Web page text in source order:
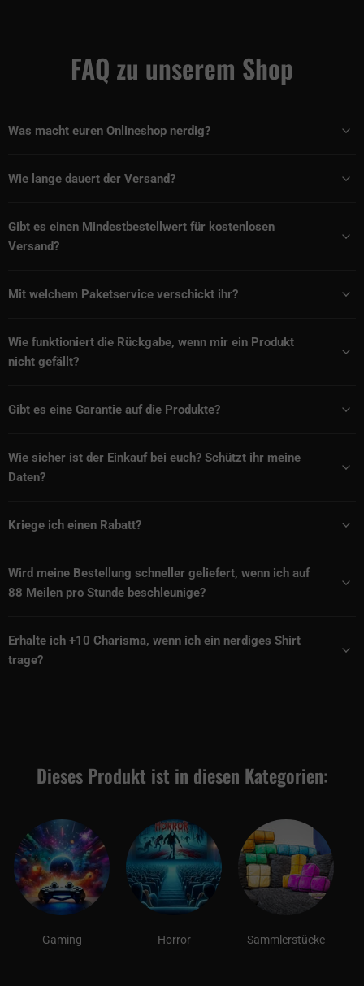
FAQ zu unserem Shop
Was macht euren Onlineshop nerdig?
Wie lange dauert der Versand?
Gibt es einen Mindestbestellwert für kostenlosen
Versand?
Mit welchem Paketservice verschickt ihr?
Wie funktioniert die Rückgabe, wenn mir ein Produkt
nicht gefällt?
Gibt es eine Garantie auf die Produkte?
Wie sicher ist der Einkauf bei euch? Schützt ihr meine
Daten?
Kriege ich einen Rabatt?
Wird meine Bestellung schneller geliefert, wenn ich auf
88 Meilen pro Stunde beschleunige?
Erhalte ich +10 Charisma, wenn ich ein nerdiges Shirt
trage?
Dieses Produkt ist in diesen Kategorien:
Gaming Horror Sammlerstücke